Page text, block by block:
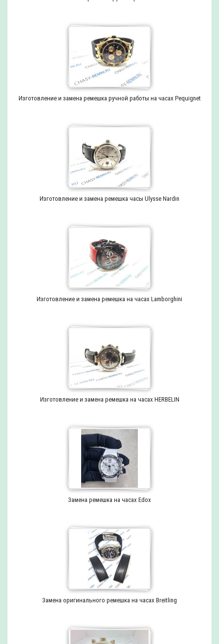
Изготовление и замена ремешка ручной работы на часах Pequignet
Изготовление и замена ремешка часы Ulysse Nardin
Изготовление и замена ремешка на часах Lamborghini
Изготовление и замена ремешка на часах HERBELIN
Замена ремешка на часах Edox
Замена оригинального ремешка на часах Breitling